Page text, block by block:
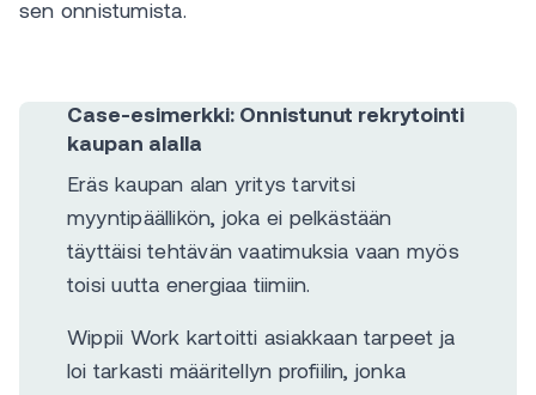
sen onnistumista.
Case-esimerkki: Onnistunut rekrytointi
kaupan alalla
Eräs kaupan alan yritys tarvitsi
myyntipäällikön, joka ei pelkästään
täyttäisi tehtävän vaatimuksia vaan myös
toisi uutta energiaa tiimiin.
Wippii Work kartoitti asiakkaan tarpeet ja
loi tarkasti määritellyn profiilin, jonka